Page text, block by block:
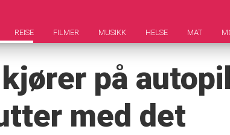
REISE FILMER MUSIKK HELSE MAT
på
med det